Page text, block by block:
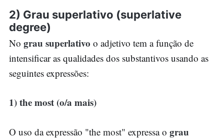
2) Grau superlativo (superlative
degree)
No grau superlativo o adjetivo tem a função de
intensificar as qualidades dos substantivos usando as
seguintes expressões:
1) the most (o/a mais)
O uso da expressão "the most" expressa o grau